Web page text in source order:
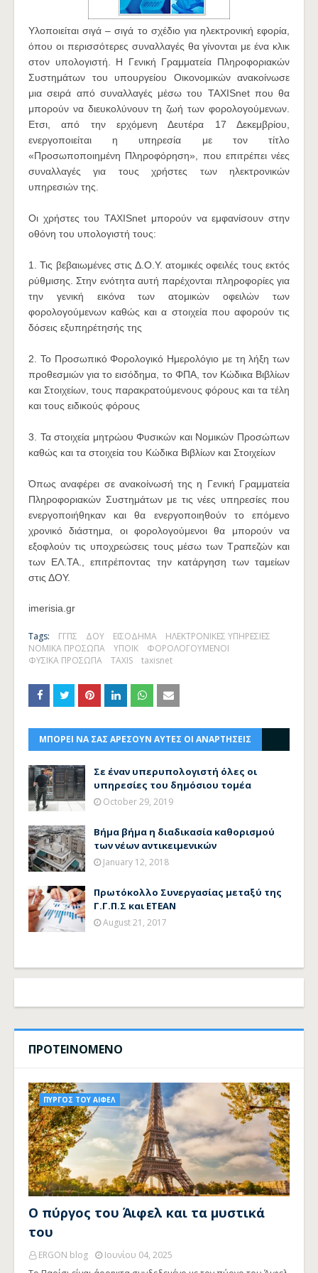
Υλοποιείται σιγά – σιγά το σχέδιο για ηλεκτρονική εφορία,
όπου οι περισσότερες συναλλαγές θα γίνονται με ένα κλικ
στον υπολογιστή. Η Γενική Γραμματεία Πληροφοριακών
Συστημάτων του υπουργείου Οικονομικών ανακοίνωσε
μια σειρά από συναλλαγές μέσω του TAXISnet που θα
μπορούν να διευκολύνουν τη ζωή των φορολογούμενων.
Ετσι, από την ερχόμενη Δευτέρα 17 Δεκεμβρίου,
ενεργοποιείται η υπηρεσία με τον τίτλο
«Προσωποποιημένη Πληροφόρηση», που επιτρέπει νέες
συναλλαγές για τους χρήστες των ηλεκτρονικών
υπηρεσιών της.
Οι χρήστες του TAXISnet μπορούν να εμφανίσουν στην
οθόνη του υπολογιστή τους:
1. Τις βεβαιωμένες στις Δ.Ο.Υ. ατομικές οφειλές τους εκτός
ρύθμισης. Στην ενότητα αυτή παρέχονται πληροφορίες για
την γενική εικόνα των ατομικών οφειλών των
φορολογούμενων καθώς και α στοιχεία που αφορούν τις
δόσεις εξυπηρέτησής της
2. Το Προσωπικό Φορολογικό Ημερολόγιο με τη λήξη των
προθεσμιών για το εισόδημα, το ΦΠΑ, τον Κώδικα Βιβλίων
και Στοιχείων, τους παρακρατούμενους φόρους και τα τέλη
και τους ειδικούς φόρους
3. Τα στοιχεία μητρώου Φυσικών και Νομικών Προσώπων
καθώς και τα στοιχεία του Κώδικα Βιβλίων και Στοιχείων
Όπως αναφέρει σε ανακοίνωσή της η Γενική Γραμματεία
Πληροφοριακών Συστημάτων με τις νέες υπηρεσίες που
ενεργοποιήθηκαν και θα ενεργοποιηθούν το επόμενο
χρονικό διάστημα, οι φορολογούμενοι θα μπορούν να
εξοφλούν τις υποχρεώσεις τους μέσω των Τραπεζών και
των ΕΛ.ΤΑ., επιτρέποντας την κατάργηση των ταμείων
στις ΔΟΥ.
imerisia.gr
Tags: ΓΓΠΣ ΔΟΥ ΕΙΣΟΔΗΜΑ
ΗΛΕΚΤΡΟΝΙΚΕΣ ΥΠΗΡΕΣΙΕΣ
ΝΟΜΙΚΑ ΠΡΟΣΩΠΑ
ΥΠΟΙΚ
ΦΟΡΟΛΟΓΟΥΜΕΝΟΙ
ΦΥΣΙΚΑ ΠΡΟΣΩΠΑ
TAXIS taxisnet
ΜΠΟΡΕΙ ΝΑ ΣΑΣ ΑΡΕΣΟΥΝ ΑΥΤΕΣ ΟΙ ΑΝΑΡΤΗΣΕΙΣ
Σε έναν υπερυπολογιστή όλες οι
υπηρεσίες του δημόσιου τομέα
October 29, 2019
Βήμα βήμα η διαδικασία καθορισμού
των νέων αντικειμενικών
January 12, 2018
Πρωτόκολλο Συνεργασίας μεταξύ της
Γ.Γ.Π.Σ και ΕΤΕΑΝ
August 21, 2017
ΠΡΟΤΕΙΝΟΜΕΝΟ
ΠΥΡΓΟΣ ΤΟΥ ΑΙΦΕΛ
Ο πύργος του Άιφελ και τα μυστικά
του
ERGON blog
Ιουνίου 04, 2025